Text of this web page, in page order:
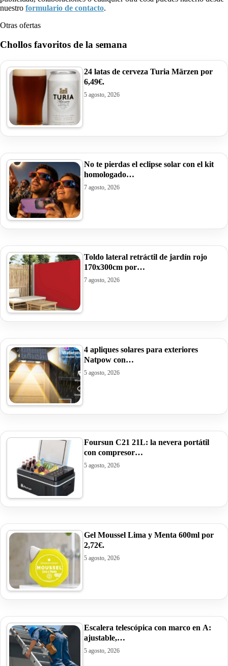
nuestro formulario de contacto.
Otras ofertas
Chollos favoritos de la semana
24 latas de cerveza Turia Märzen por
6,49€.
5 agosto, 2026
No te pierdas el eclipse solar con el kit
homologado…
7 agosto, 2026
Toldo lateral retráctil de jardín rojo
170x300cm por…
7 agosto, 2026
4 apliques solares para exteriores
Natpow con…
5 agosto, 2026
Foursun C21 21L: la nevera portátil
con compresor…
5 agosto, 2026
Gel Moussel Lima y Menta 600ml por
2,72€.
5 agosto, 2026
Escalera telescópica con marco en A:
ajustable,…
5 agosto, 2026